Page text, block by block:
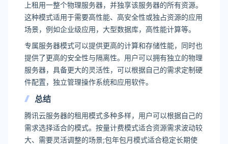
上租用一整个物理服务器，并独享该服务器的所有资源。
这种模式适用于需要高性能、高安全性或独占资源的应用
场景，例如企业级应用，大型数据库，高性能计算等。
专属服务器模式可以提供更高的计算和存储性能，同时也
提供了更高的安全性与隔离性。用户可以拥有独立的物理
服务器，具备更大的灵活性，可以根据自己的需求定制硬
件配置，独立管理操作系统和应用软件。
总结
腾讯云服务器的租用模式多种多样，用户可以根据自己的
需求选择适合的模式。按量计费模式适合资源需求波动较
大、需要灵活调整的场景;包年包月模式适合稳定长期使